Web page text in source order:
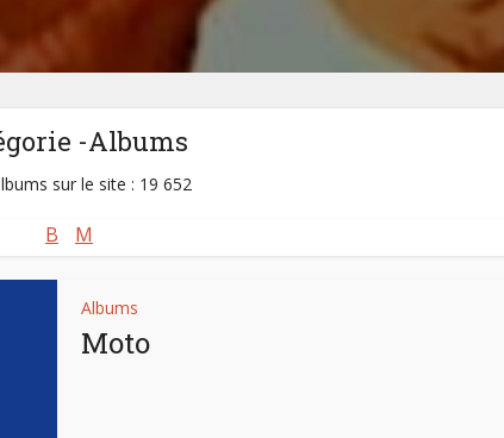
-Albums
sur le site : 19 652
B M
Albums
Moto